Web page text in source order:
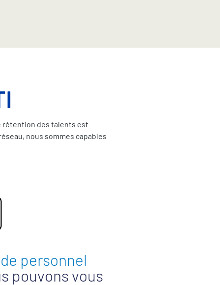
rétention des talents est
nous sommes capables
personnel
pouvons vous